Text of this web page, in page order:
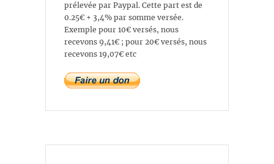
prélevée par Paypal. Cette part est de
0.25€ + 3,4% par somme versée.
Exemple pour 10€ versés, nous
recevons 9,41€ ; pour 20€ versés, nous
recevons 19,07€ etc